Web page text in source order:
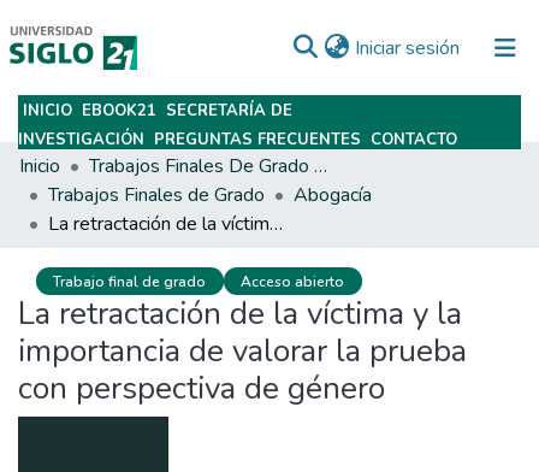
Iniciar sesión (current)
Subir
INICIO EBOOK21 SECRETARÍA DE
INVESTIGACIÓN PREGUNTAS FRECUENTES CONTACTO
Inicio
Trabajos Finales De Grado Y Posgrado
Trabajos Finales de Grado
Abogacía
La retractación de la víctima y la importancia de valorar la prueba con perspectiva de género
Trabajo final de grado Acceso abierto
La retractación de la víctima y la
importancia de valorar la prueba
con perspectiva de género